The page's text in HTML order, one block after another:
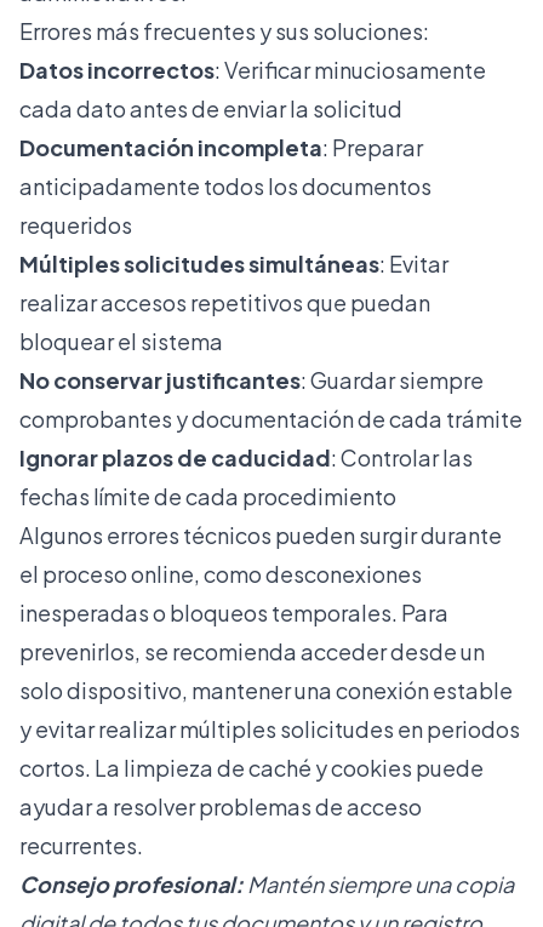
Errores más frecuentes y sus soluciones:
Datos incorrectos: Verificar minuciosamente
cada dato antes de enviar la solicitud
Documentación incompleta: Preparar
anticipadamente todos los documentos
requeridos
Múltiples solicitudes simultáneas: Evitar
realizar accesos repetitivos que puedan
bloquear el sistema
No conservar justificantes: Guardar siempre
comprobantes y documentación de cada trámite
Ignorar plazos de caducidad: Controlar las
fechas límite de cada procedimiento
Algunos errores técnicos pueden surgir durante
el proceso online, como desconexiones
inesperadas o bloqueos temporales. Para
prevenirlos, se recomienda acceder desde un
solo dispositivo, mantener una conexión estable
y evitar realizar múltiples solicitudes en periodos
cortos. La limpieza de caché y cookies puede
ayudar a resolver problemas de acceso
recurrentes.
Consejo profesional: Mantén siempre una copia